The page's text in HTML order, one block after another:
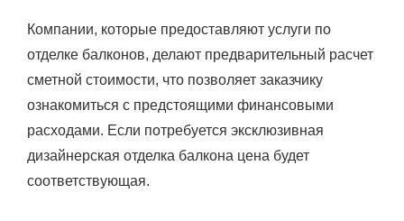
Компании, которые предоставляют услуги по
отделке балконов, делают предварительный расчет
сметной стоимости, что позволяет заказчику
ознакомиться с предстоящими финансовыми
расходами. Если потребуется эксклюзивная
дизайнерская отделка балкона цена будет
соответствующая.